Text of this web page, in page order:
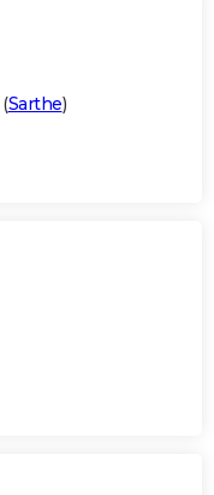
(Sarthe)